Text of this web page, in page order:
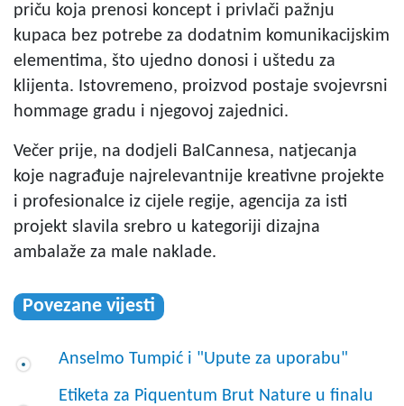
priču koja prenosi koncept i privlači pažnju
kupaca bez potrebe za dodatnim komunikacijskim
elementima, što ujedno donosi i uštedu za
klijenta. Istovremeno, proizvod postaje svojevrsni
hommage gradu i njegovoj zajednici.
Večer prije, na dodjeli BalCannesa, natjecanja
koje nagrađuje najrelevantnije kreativne projekte
i profesionalce iz cijele regije, agencija za isti
projekt slavila srebro u kategoriji dizajna
ambalaže za male naklade.
Povezane vijesti
Anselmo Tumpić i "Upute za uporabu"
Etiketa za Piquentum Brut Nature u finalu